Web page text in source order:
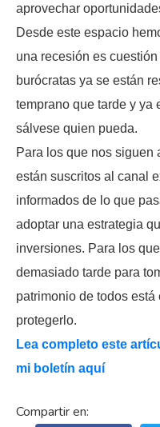
aprovechar
Desde este espacio
una recesión es
burócratas ya se están
temprano que tarde y ya
sálvese quien pueda.
Para los que nos siguen
están suscritos al canal
informados de lo que
adoptar una estrategia
inversiones. Para los
demasiado tarde para
patrimonio de todos
protegerlo.
Lea completo este
mi boletín aquí